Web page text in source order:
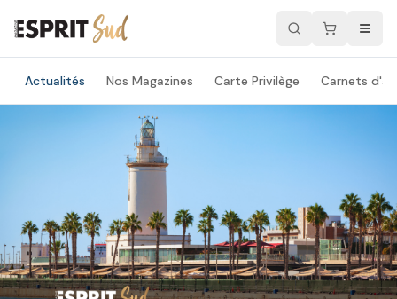
Actualités Nos Magazines Carte Privilège Carnets